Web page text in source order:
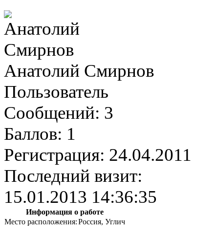
Анатолий Смирнов
Пользователь
Сообщений: 3
Баллов: 1
Регистрация: 24.04.2011
Последний визит:
15.01.2013 14:36:35
Информация о работе
Место расположения:Россия, Углич